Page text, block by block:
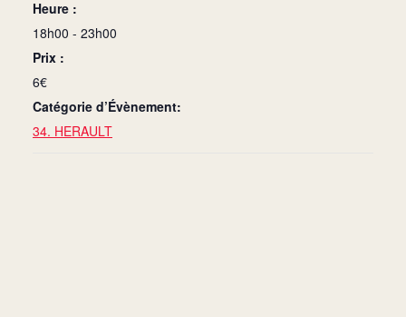
Heure :
18h00 - 23h00
Prix :
6€
Catégorie d’Évènement:
34. HERAULT